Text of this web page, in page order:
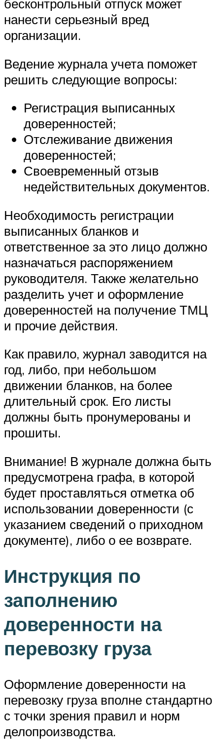
бесконтрольный отпуск может
нанести серьезный вред
организации.
Ведение журнала учета поможет
решить следующие вопросы:
Регистрация выписанных
доверенностей;
Отслеживание движения
доверенностей;
Своевременный отзыв
недействительных документов.
Необходимость регистрации
выписанных бланков и
ответственное за это лицо должно
назначаться распоряжением
руководителя. Также желательно
разделить учет и оформление
доверенностей на получение ТМЦ
и прочие действия.
Как правило, журнал заводится на
год, либо, при небольшом
движении бланков, на более
длительный срок. Его листы
должны быть пронумерованы и
прошиты.
Внимание! В журнале должна быть
предусмотрена графа, в которой
будет проставляться отметка об
использовании доверенности (с
указанием сведений о приходном
документе), либо о ее возврате.
Инструкция по
заполнению
доверенности на
перевозку груза
Оформление доверенности на
перевозку груза вполне стандартно
с точки зрения правил и норм
делопроизводства.